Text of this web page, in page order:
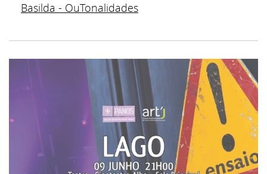
Basilda - OuTonalidades